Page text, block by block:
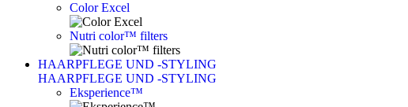
Color Excel
Nutri color™ filters
HAARPFLEGE UND -STYLING
HAARPFLEGE UND -STYLING
Eksperience™